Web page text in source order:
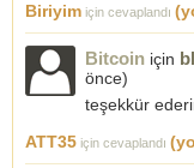
Biriyim için cevaplandı
Bitcoin için
önce)
teşekkür
ATT35 için cevaplandı